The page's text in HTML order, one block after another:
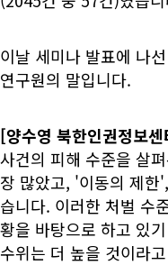
이날 세미나 발표에 나
연구원의 말입니다.
[양수영 북한인권정보
사건의 피해 수준을 살
장 많았고, '이동의 제
습니다. 이러한 처벌 수
황을 바탕으로 하고 있
수위는 더 높을 것이라